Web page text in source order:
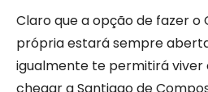
Claro que a opção de fazer
própria estará sempre
igualmente te permitirá viver
chegar a Santiago de